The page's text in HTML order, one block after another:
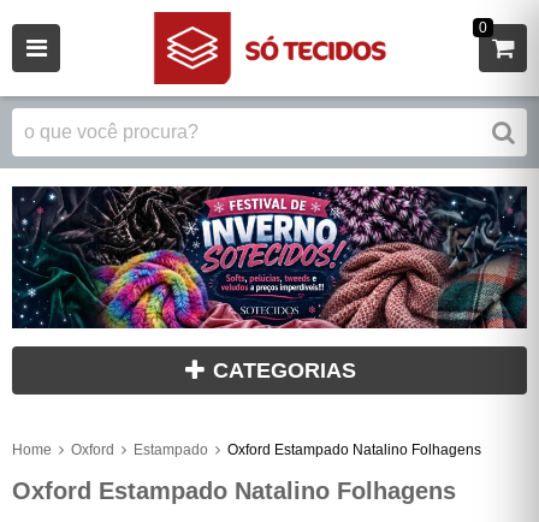
0
CATEGORIAS
Home Oxford Estampado Oxford Estampado Natalino Folhagens
Oxford Estampado Natalino Folhagens